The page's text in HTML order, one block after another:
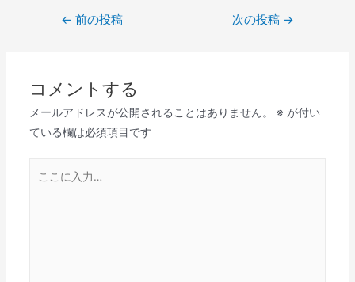
← 前の投稿 次の投稿 →
コメントする
メールアドレスが公開されることはありません。 ※ が付い
ている欄は必須項目です